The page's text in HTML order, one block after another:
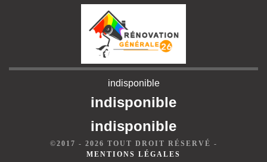
indisponible
indisponible
indisponible
©2017 - 2026 TOUT DROIT RÉSERVÉ -
MENTIONS LÉGALES